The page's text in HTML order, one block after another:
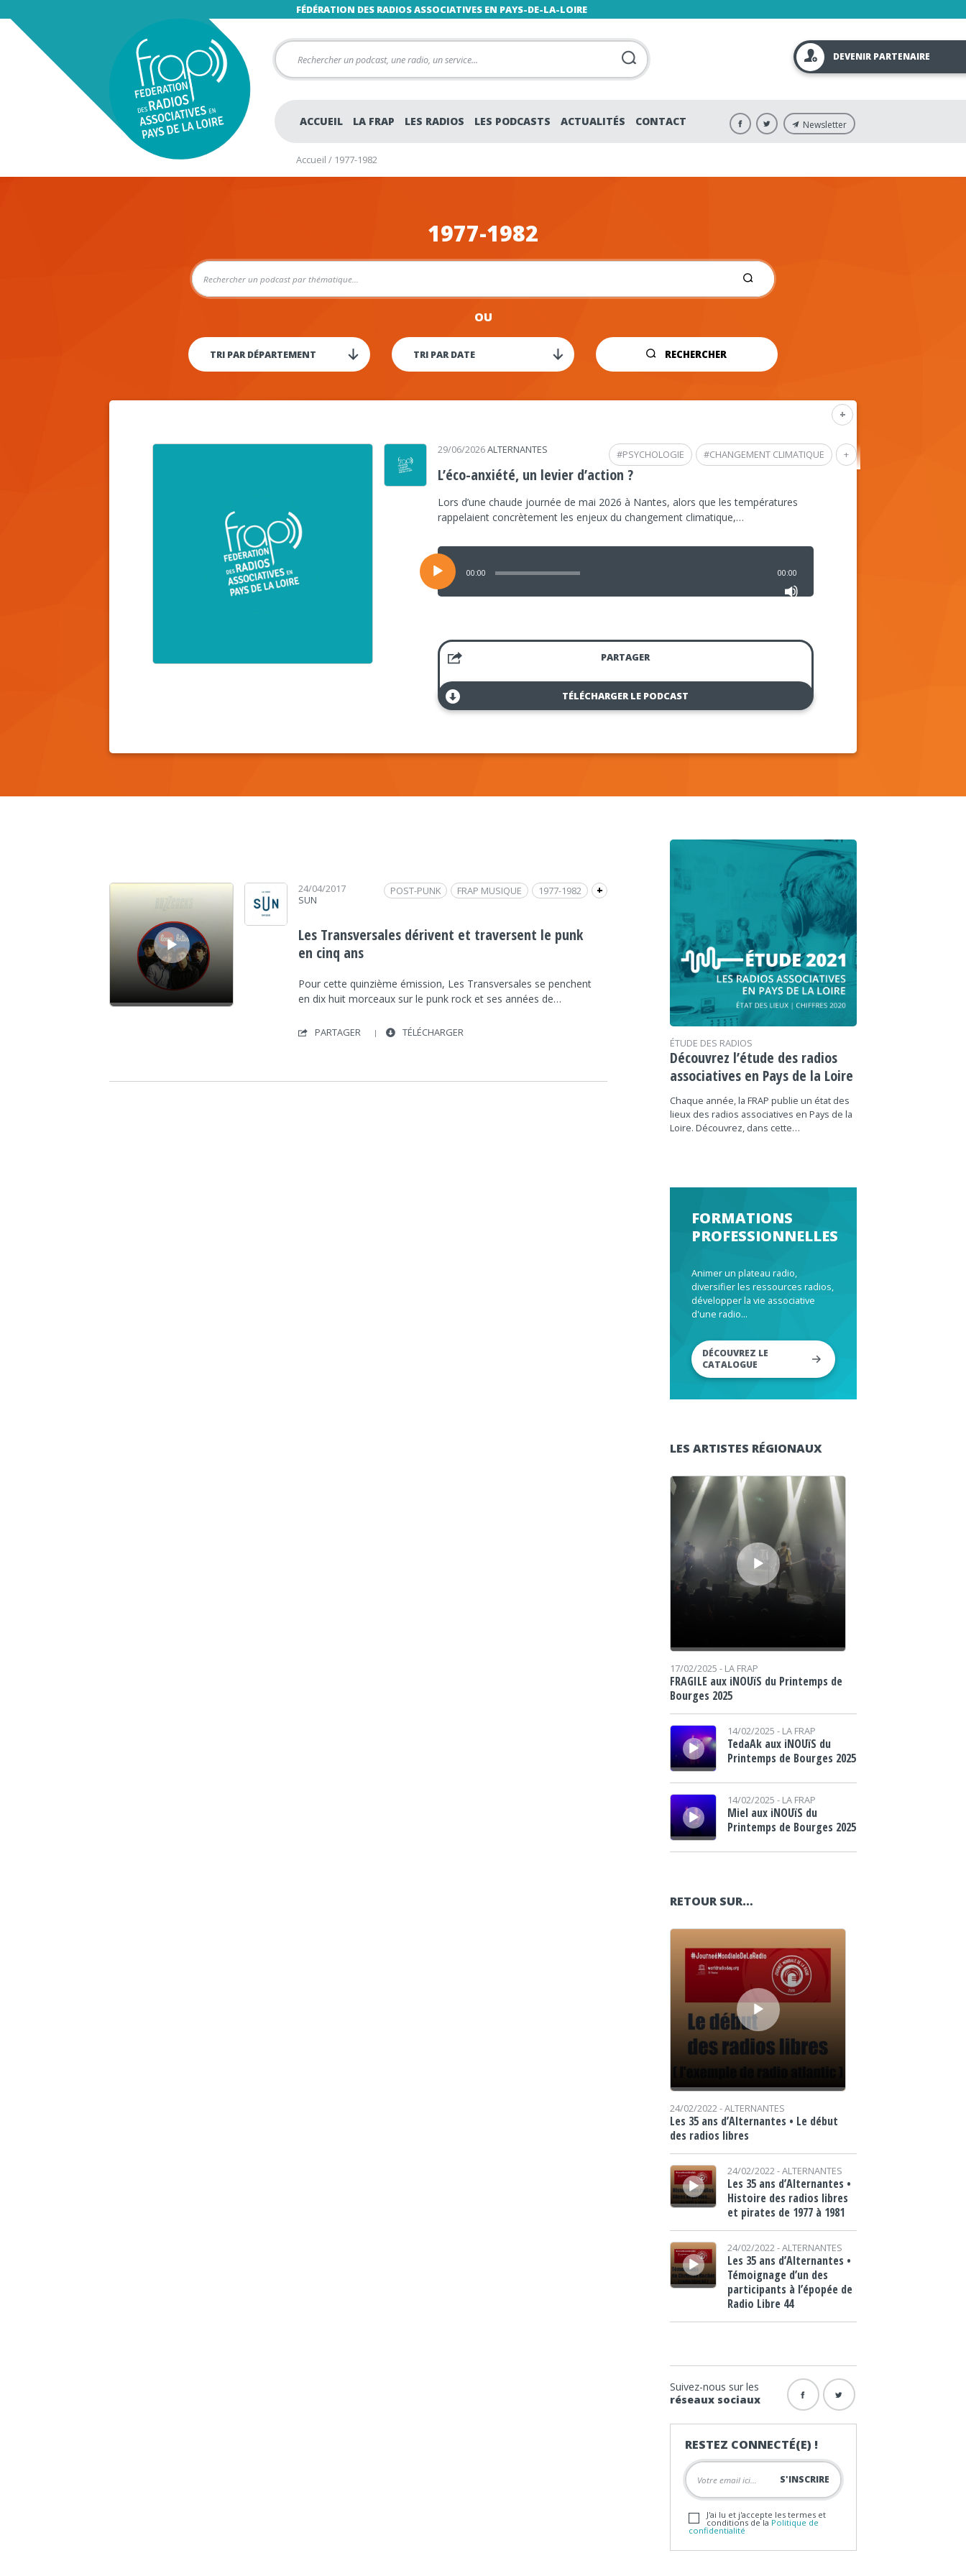
FÉDÉRATION DES RADIOS ASSOCIATIVES EN PAYS-DE-LA-LOIRE
DEVENIR PARTENAIRE
ACCUEIL LA FRAP LES RADIOS LES PODCASTS ACTUALITÉS CONTACT Newsletter
Accueil / 1977-1982
1977-1982
OU
RECHERCHER
+
+
#CHANGEMENT CLIMATIQUE
#PSYCHOLOGIE
29/06/2026ALTERNANTES
L’éco-anxiété, un levier d’action ?
Lors d’une chaude journée de mai 2026 à Nantes, alors que les températures
rappelaient concrètement les enjeux du changement climatique,…
Lecteur
audio
00:00 00:00
PARTAGER
TÉLÉCHARGER LE PODCAST
Lecteur audio
24/04/2017
SUN
+
1977-1982
FRAP MUSIQUE
POST-PUNK
Les Transversales dérivent et traversent le punk
en cinq ans
Pour cette quinzième émission, Les Transversales se penchent
en dix huit morceaux sur le punk rock et ses années de…
PARTAGER
TÉLÉCHARGER
ÉTUDE DES RADIOS
Découvrez l’étude des radios
associatives en Pays de la Loire
Chaque année, la FRAP publie un état des
lieux des radios associatives en Pays de la
Loire. Découvrez, dans cette…
FORMATIONS
PROFESSIONNELLES
Animer un plateau radio,
diversifier les ressources radios,
développer la vie associative
d'une radio...
DÉCOUVREZ LE
CATALOGUE
LES ARTISTES RÉGIONAUX
Lecteur audio
17/02/2025 - LA FRAP
FRAGILE aux iNOUïS du Printemps de
Bourges 2025
Lecteur audio
14/02/2025 - LA FRAP
TedaAk aux iNOUïS du
Printemps de Bourges 2025
Lecteur audio 14/02/2025 - LA FRAP
Miel aux iNOUïS du
Printemps de Bourges 2025
RETOUR SUR…
Lecteur audio
24/02/2022 -ALTERNANTES
Les 35 ans d’Alternantes • Le début
des radios libres
Lecteur audio
24/02/2022 -ALTERNANTES
Les 35 ans d’Alternantes •
Histoire des radios libres
et pirates de 1977 à 1981
Lecteur audio
24/02/2022 -ALTERNANTES
Les 35 ans d’Alternantes •
Témoignage d’un des
participants à l’épopée de
Radio Libre 44
Suivez-nous sur les
réseaux sociaux
RESTEZ CONNECTÉ(E) !
J'ai lu et j'accepte les termes et
conditions de la Politique de
confidentialité